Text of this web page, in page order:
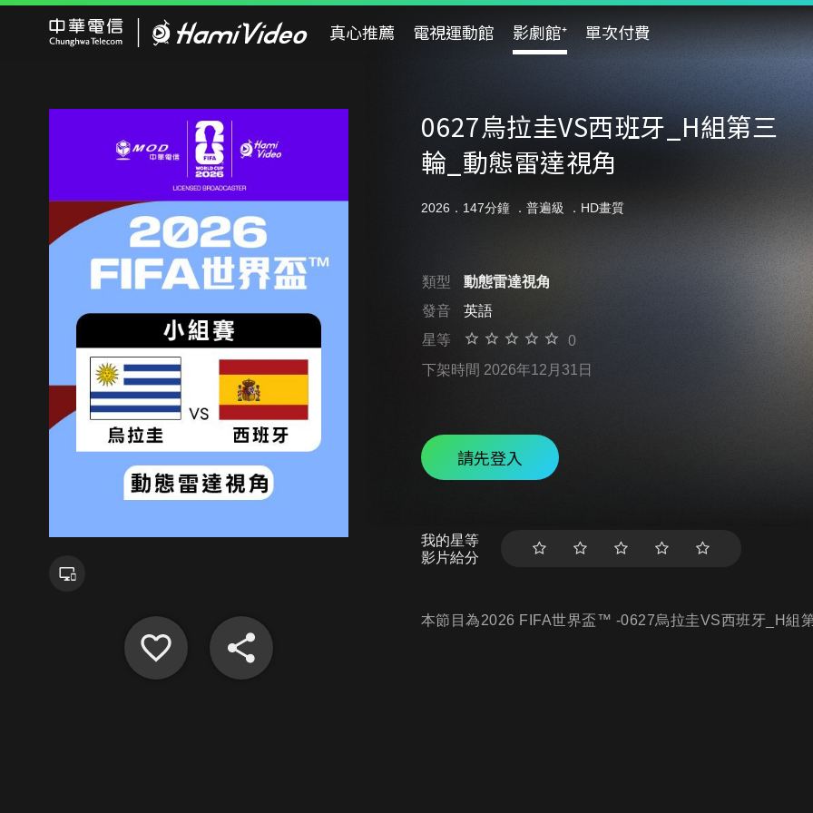
真心推薦 電視運動館 影劇館⁺ 單次付費
0627烏拉圭VS西班牙_H組第三
輪_動態雷達視角
2026．147分鐘 ． 普遍級 ．HD畫質
類型
動態雷達視角
發音
英語
星等
0
下架時間 2026年12月31日
請先登入
我的星等
影片給分
本節目為2026 FIFA世界盃™ -0627烏拉圭VS西班牙_H組